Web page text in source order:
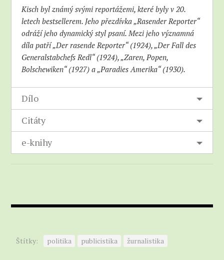
Kisch byl známý svými reportážemi, které byly v 20.
letech bestsellerem. Jeho přezdívka „Rasender Reporter“
odráží jeho dynamický styl psaní. Mezi jeho významná
díla patří „Der rasende Reporter“ (1924), „Der Fall des
Generalstabchefs Redl“ (1924), „Zaren, Popen,
Bolschewiken“ (1927) a „Paradies Amerika“ (1930).
Dílo
Citáty
e-knihy
Štítky: politika publicistika žurnalistika